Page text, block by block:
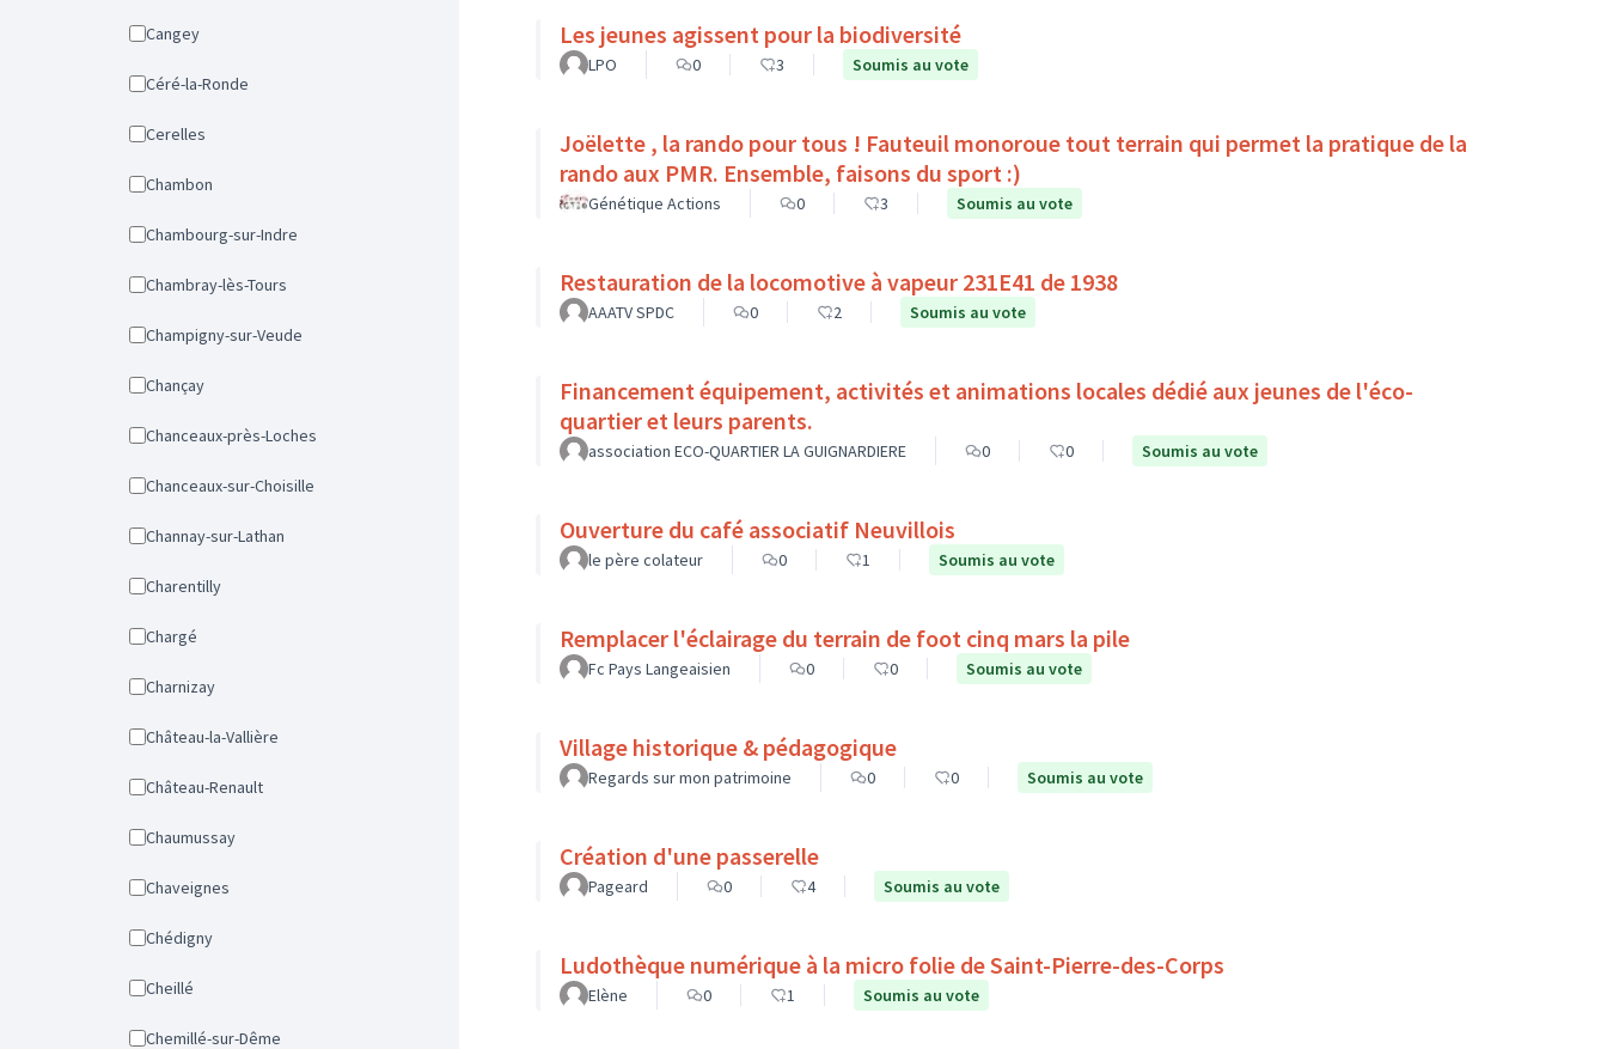
Cangey
Céré-la-Ronde
Cerelles
Chambon
Chambourg-sur-Indre
Chambray-lès-Tours
Champigny-sur-Veude
Chançay
Chanceaux-près-Loches
Chanceaux-sur-Choisille
Channay-sur-Lathan
Charentilly
Chargé
Charnizay
Château-la-Vallière
Château-Renault
Chaumussay
Chaveignes
Chédigny
Cheillé
Chemillé-sur-Dême
Les jeunes agissent pour la biodiversité
LPO 0 3 Soumis au vote
Joëlette , la rando pour tous ! Fauteuil monoroue tout terrain qui permet la pratique de la
rando aux PMR. Ensemble, faisons du sport :)
Génétique Actions 0 3 Soumis au vote
Restauration de la locomotive à vapeur 231E41 de 1938
AAATV SPDC 0 2 Soumis au vote
Financement équipement, activités et animations locales dédié aux jeunes de l'éco-
quartier et leurs parents.
association ECO-QUARTIER LA GUIGNARDIERE 0 0 Soumis au vote
Ouverture du café associatif Neuvillois
le père colateur 0 1 Soumis au vote
Remplacer l'éclairage du terrain de foot cinq mars la pile
Fc Pays Langeaisien 0 0 Soumis au vote
Village historique & pédagogique
Regards sur mon patrimoine 0 0 Soumis au vote
Création d'une passerelle
Pageard 0 4 Soumis au vote
Ludothèque numérique à la micro folie de Saint-Pierre-des-Corps
Elène 0 1 Soumis au vote